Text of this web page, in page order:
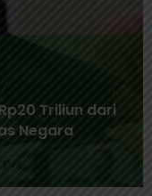
Triliun dari
Negara